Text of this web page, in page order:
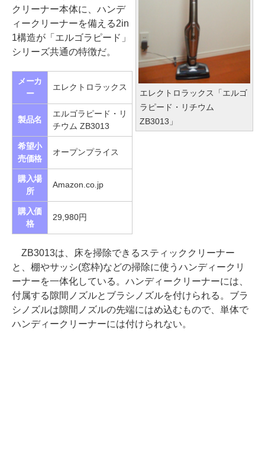
エレクトロラックス「エルゴ
ラピード・リチウム
ZB3013」
クリーナー本体に、ハンデ
ィークリーナーを備える2in
1構造が「エルゴラピード」
シリーズ共通の特徴だ。
メーカ
ー
エレクトロラックス
製品名
エルゴラピード・リ
チウム ZB3013
希望小
売価格
オープンプライス
購入場
所
Amazon.co.jp
購入価
格
29,980円
ZB3013は、床を掃除できるスティッククリーナー
と、棚やサッシ(窓枠)などの掃除に使うハンディークリ
ーナーを一体化している。ハンディークリーナーには、
付属する隙間ノズルとブラシノズルを付けられる。ブラ
シノズルは隙間ノズルの先端にはめ込むもので、単体で
ハンディークリーナーには付けられない。